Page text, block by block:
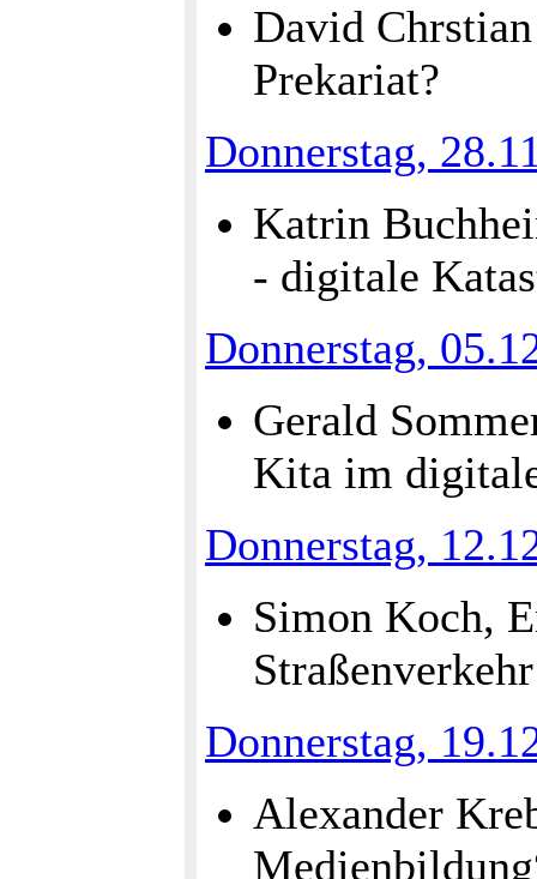
David
Prekariat?
Donnerstag,
Katrin
- digitale
Donnerstag,
Gerald
Kita im
Donnerstag,
Simon Koch,
Straßenverkehr
Donnerstag,
Alexander